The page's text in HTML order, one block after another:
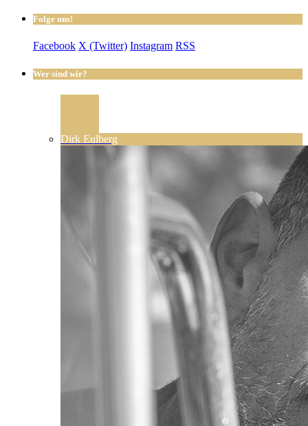
Folge uns!
Facebook X (Twitter) Instagram RSS
Wer sind wir?
Dirk Eulberg